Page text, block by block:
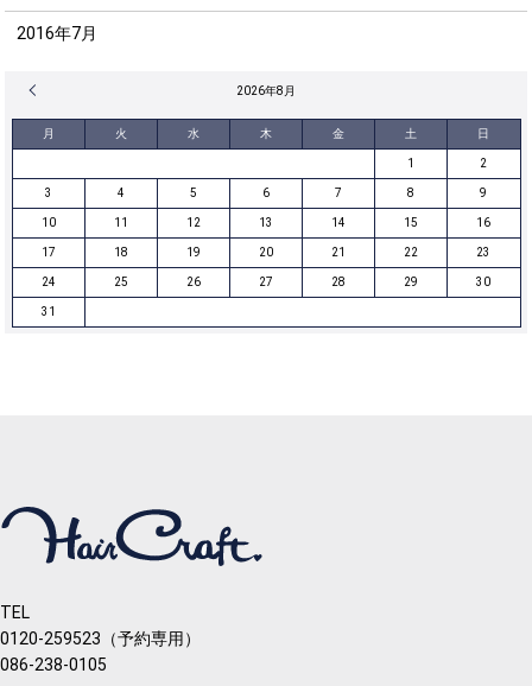
2016年7月
2026年8月
月 火 水 木 金 土 日
1 2
3 4 5 6 7 8 9
10 11 12 13 14 15 16
17 18 19 20 21 22 23
24 25 26 27 28 29 30
31
TEL
0120-259523（予約専用）
086-238-0105